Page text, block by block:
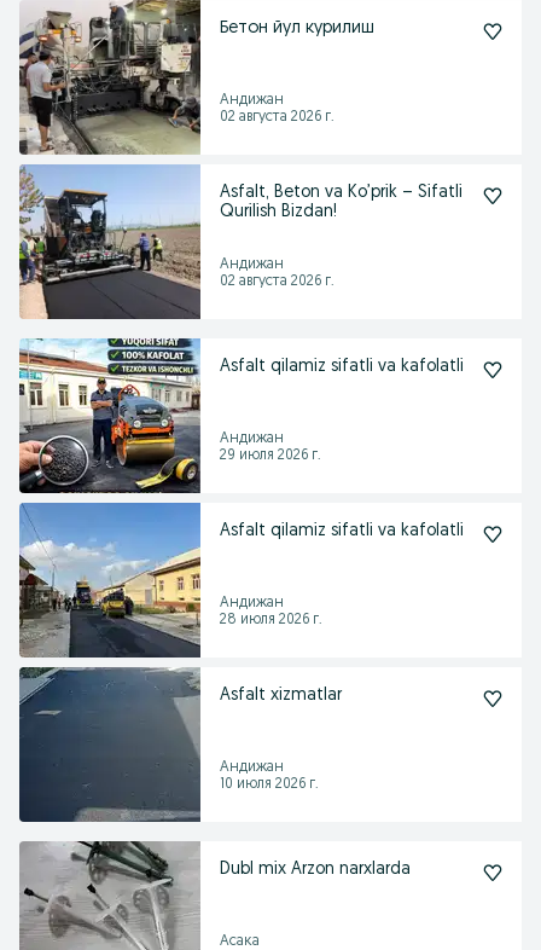
Бетон йул курилиш
Андижан
02 августа 2026 г.
Asfalt, Beton va Ko’prik – Sifatli
Qurilish Bizdan!
Андижан
02 августа 2026 г.
Asfalt qilamiz sifatli va kafolatli
Андижан
29 июля 2026 г.
Asfalt qilamiz sifatli va kafolatli
Андижан
28 июля 2026 г.
Asfalt xizmatlar
Андижан
10 июля 2026 г.
Dubl mix Arzon narxlarda
Асака